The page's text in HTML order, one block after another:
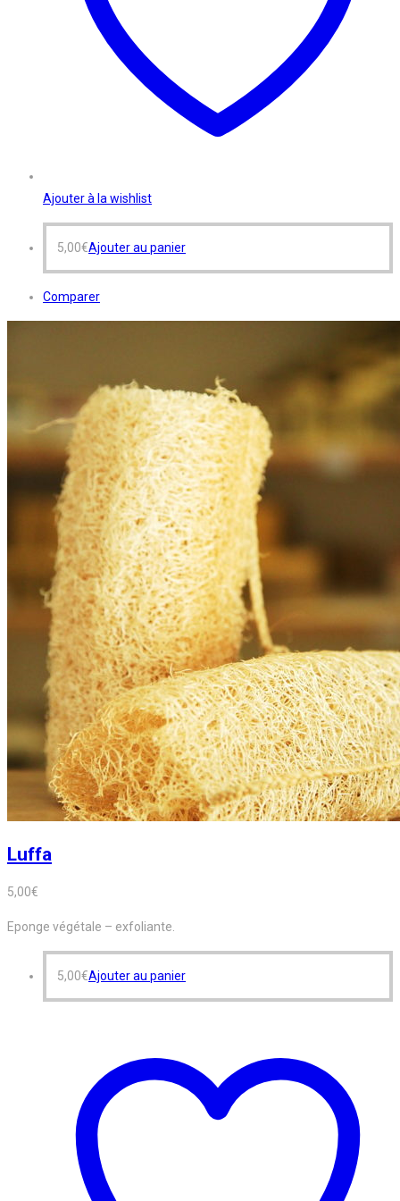
Ajouter à la wishlist
5,00€Ajouter au panier
Comparer
Luffa
5,00€
Eponge végétale – exfoliante.
5,00€Ajouter au panier